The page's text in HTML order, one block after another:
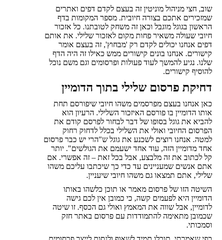
שוב, חצי מניהול מוניטין זה בעצם לקדם דפים ואתרים
שמזכירים אתכם בצורה חיובית. מספר המקומות בדף
הראשון בגוגל מוגבל וכאן זה משחק לטובתנו. כל אזכור
חיובי שעולה משאיר פחות מקום לאזכור שלילי. את אותם
דפים אנחנו יכולים לקדם רק 'מבחוץ', זה בעצם אומר
קישורים. אנחנו בונים קישורים ממש כאילו זה היה הדף
שלנו. נגיע להמשך לעוד פעולות ופרסומים וגם משם נוכל
להוסיף קישורים.
דחיקת פרסום שלילי בתוך הדומיין
כאן אנחנו בעצם מפרסמים משהו חיובי שיפורסם תחת
אותו הדומיין בו פורסם האיזכור השלילי. הרעיון הוא
להביא את גוגל בסופו של דבר לבחור לפרסם קודם את
הפרסום החיובי ואולי את השלילי בכלל לדחוק רחוק
למטה. אנחנו רוצים לשכנע את גוגל ש"הרי יש כבר פרסום
אחד מדומיין הזה, עוד אחד ישעמם את הגולשים". יותר
קל לכתוב את זה מלבצע, אבל בכל זאת – זה אפשרי. אם
אתם אנשים שמעניינים עד כדי כך שיכתבו עליכם משהו
שלילי, אתם תמצאו גם משהו חיובי שיעניין.
השיטה הזו של פרסום מאמר או תוכן כלשהו באותו
הדומיין היא לפעמים קשה, כי כמובן אין לכם גישה
לדומיין, אבל שווה את המאמץ ואולי גם הכסף. זו שיטה
שכמובן מתאימה להתמודדות עם פרסום באתר חזק
וסמכותי.